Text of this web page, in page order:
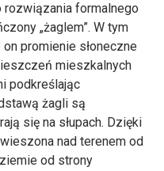
formalnego
„żaglem”. W tym
promienie słoneczne
mieszkalnych
podkreślając
żagli są
się na słupach. Dzięki
nad terenem od
od strony